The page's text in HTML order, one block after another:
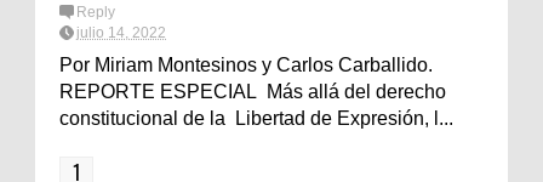
Reply
julio 14, 2022
Por Miriam Montesinos y Carlos Carballido.
REPORTE ESPECIAL Más allá del derecho
constitucional de la Libertad de Expresión, l...
1